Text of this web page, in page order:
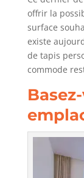
offrir la
surface
existe
de tapis
commode